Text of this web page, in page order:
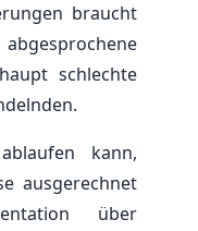
braucht
schlechte
kann,
ausgerechnet
über